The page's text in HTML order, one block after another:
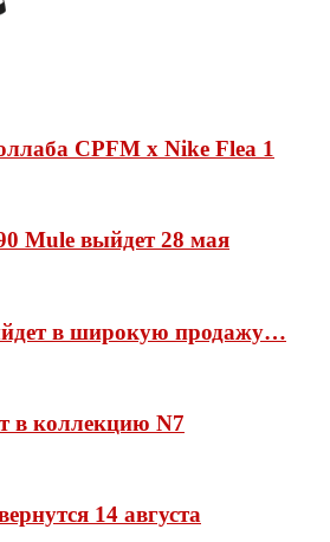
CPFM x Nike Flea 1
Mule выйдет 28 мая
в широкую продажу…
в коллекцию N7
14 августа